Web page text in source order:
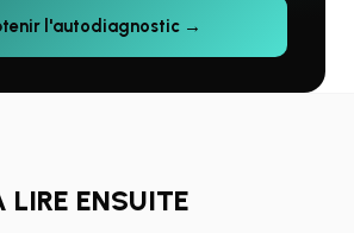
l'autodiagnostic →
LIRE ENSUITE